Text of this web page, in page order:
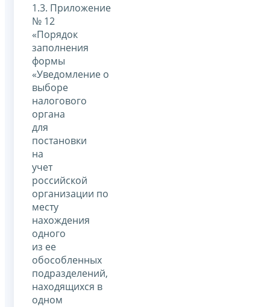
1.3. Приложение
№ 12
«Порядок
заполнения
формы
«Уведомление о
выборе
налогового
органа
для
постановки
на
учет
российской
организации по
месту
нахождения
одного
из ее
обособленных
подразделений,
находящихся в
одном